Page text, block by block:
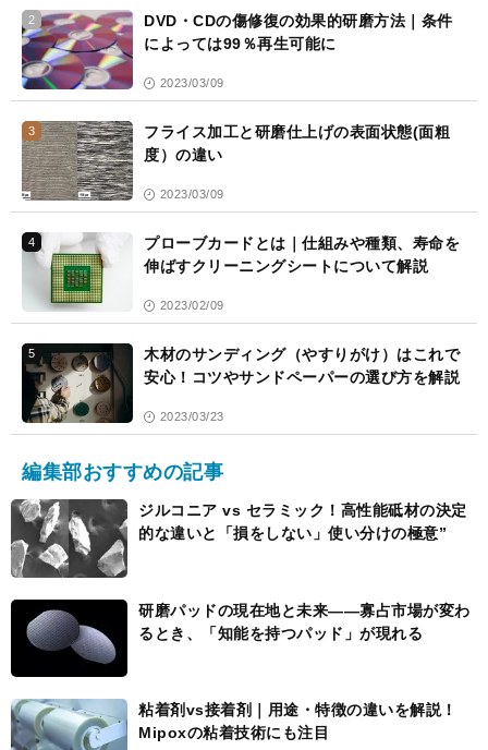
2
DVD・CDの傷修復の効果的研磨方法｜条件
によっては99％再生可能に
2023/03/09
3
フライス加工と研磨仕上げの表面状態(面粗
度）の違い
2023/03/09
4
プローブカードとは｜仕組みや種類、寿命を
伸ばすクリーニングシートについて解説
2023/02/09
5
木材のサンディング（やすりがけ）はこれで
安心！コツやサンドペーパーの選び方を解説
2023/03/23
編集部おすすめの記事
ジルコニア vs セラミック！高性能砥材の決定
的な違いと「損をしない」使い分けの極意”
研磨パッドの現在地と未来――寡占市場が変わ
るとき、「知能を持つパッド」が現れる
粘着剤vs接着剤｜用途・特徴の違いを解説！
Mipoxの粘着技術にも注目